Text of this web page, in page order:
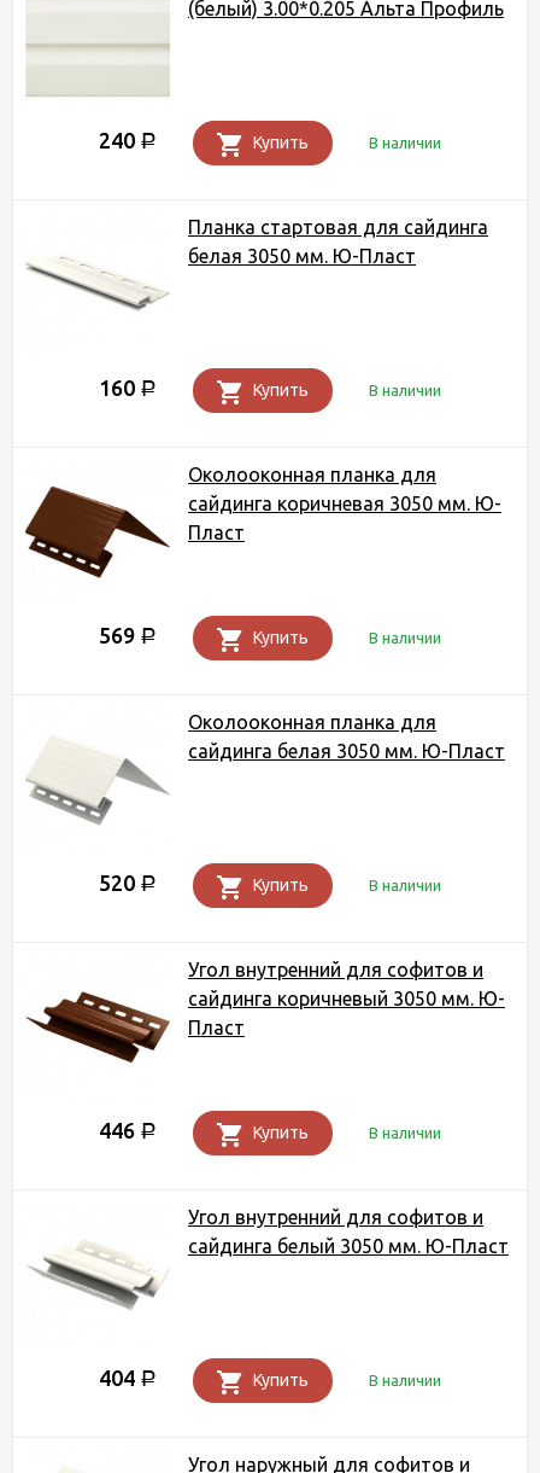
(белый) 3.00*0.205 Альта Профиль
240 Р Купить В наличии
Планка стартовая для сайдинга
белая 3050 мм. Ю-Пласт
160 Р Купить В наличии
Околооконная планка для
сайдинга коричневая 3050 мм. Ю-
Пласт
569 Р Купить В наличии
Околооконная планка для
сайдинга белая 3050 мм. Ю-Пласт
520 Р Купить В наличии
Угол внутренний для софитов и
сайдинга коричневый 3050 мм. Ю-
Пласт
446 Р Купить В наличии
Угол внутренний для софитов и
сайдинга белый 3050 мм. Ю-Пласт
404 Р Купить В наличии
Угол наружный для софитов и